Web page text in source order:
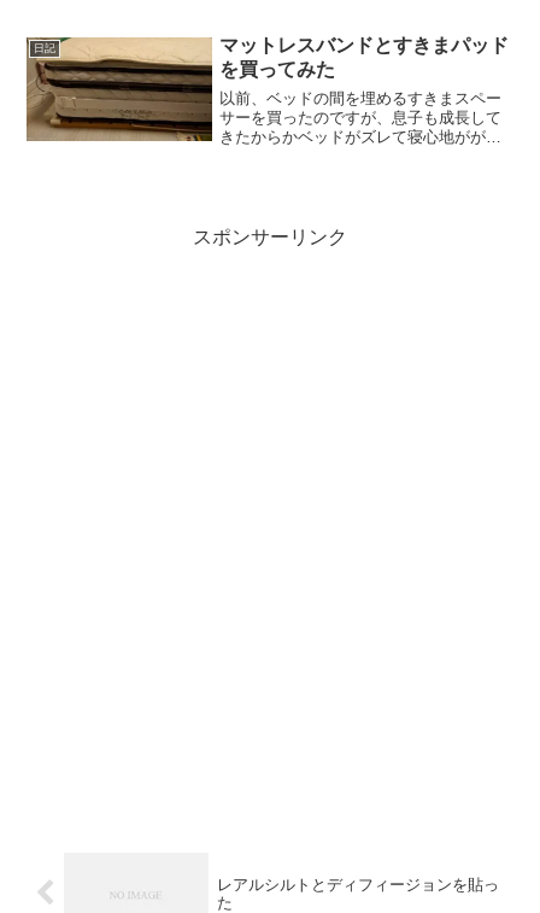
状態になるほど痛みました...
日記
マットレスバンドとすきまパッド
を買ってみた
以前、ベッドの間を埋めるすきまスペー
サーを買ったのですが、息子も成長して
きたからかベッドがズレて寝心地がが最
スポンサーリンク
レアルシルトとディフィージョンを貼っ
た